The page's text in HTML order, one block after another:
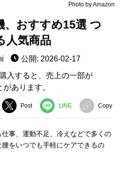
Photo by Amazon
、おすすめ15選 つ
人気商品
公開: 2026-02-17
入すると、売上の一部が
あります。
Post LINE Copy
事、運動不足、冷えなどで多くの
をいつでも手軽にケアできるの